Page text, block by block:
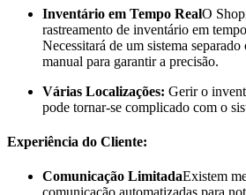
Inventário em Tempo RealO
rastreamento de inventário em
Necessitará de um sistema
manual para garantir a precisão.
Várias Localizações: Gerir o
pode tornar-se complicado com o
Experiência do Cliente:
Comunicação LimitadaExistem